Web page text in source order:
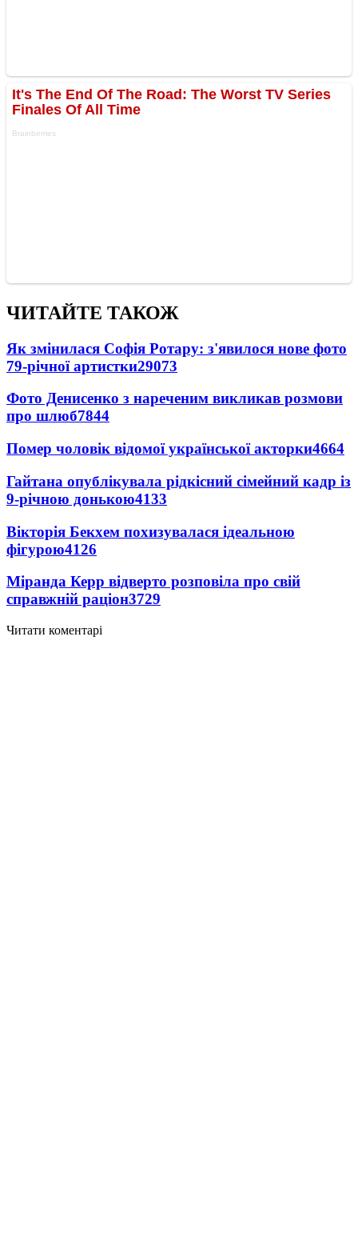
ЧИТАЙТЕ ТАКОЖ
Як змінилася Софія Ротару: з'явилося нове фото
79-річної артистки29073
Фото Денисенко з нареченим викликав розмови
про шлюб7844
Помер чоловік відомої української акторки4664
Гайтана опублікувала рідкісний сімейний кадр із
9-річною донькою4133
Вікторія Бекхем похизувалася ідеальною
фігурою4126
Міранда Керр відверто розповіла про свій
справжній раціон3729
Читати коментарі